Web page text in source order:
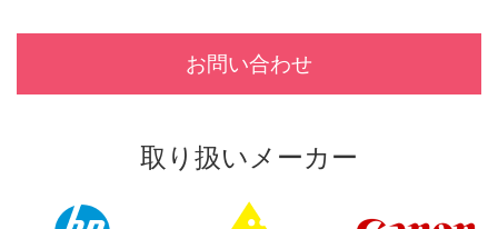
お問い合わせ
取り扱いメーカー